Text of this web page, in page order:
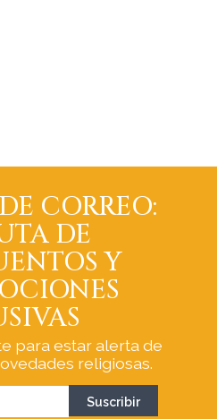
CORREO:
DE
Y
para estar alerta de
religiosas.